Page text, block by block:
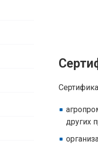
других